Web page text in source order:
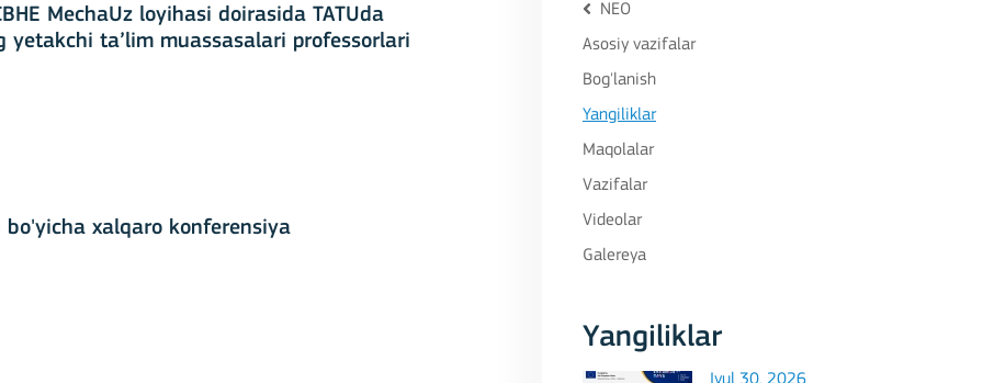
MechaUz loyihasi doirasida TATUda
yetakchi ta’lim muassasalari professorlari
va trening kurslari bo‘lib o‘tmoqda
xalqaro konferensiya
NEO
Asosiy vazifalar
Bog'lanish
Yangiliklar
Maqolalar
Vazifalar
Videolar
Galereya
Yangiliklar